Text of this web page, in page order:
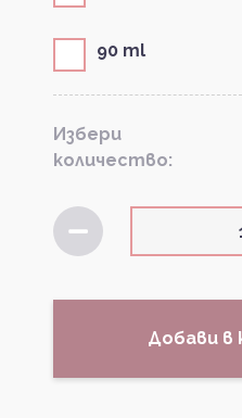
90 ml
Избери
количество:
Добави в